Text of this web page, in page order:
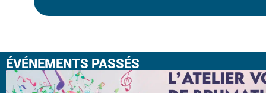
ÉVÉNEMENTS PASSÉS